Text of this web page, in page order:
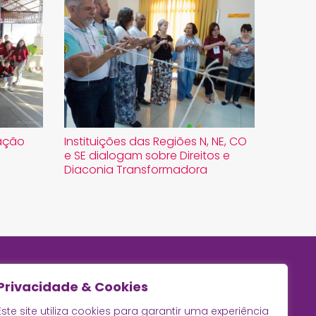
& Cookies
site utiliza cookies para garantir uma experiência
Instituições das Regiões N, NE, CO
e SE dialogam sobre Direitos e
Diaconia Transformadora